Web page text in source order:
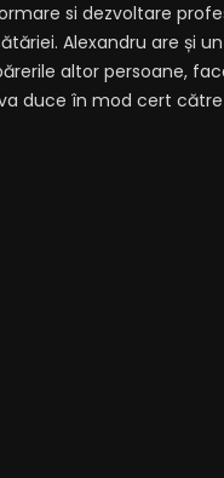
si dezvoltare
Alexandru are și
altor persoane,
duce în mod cert